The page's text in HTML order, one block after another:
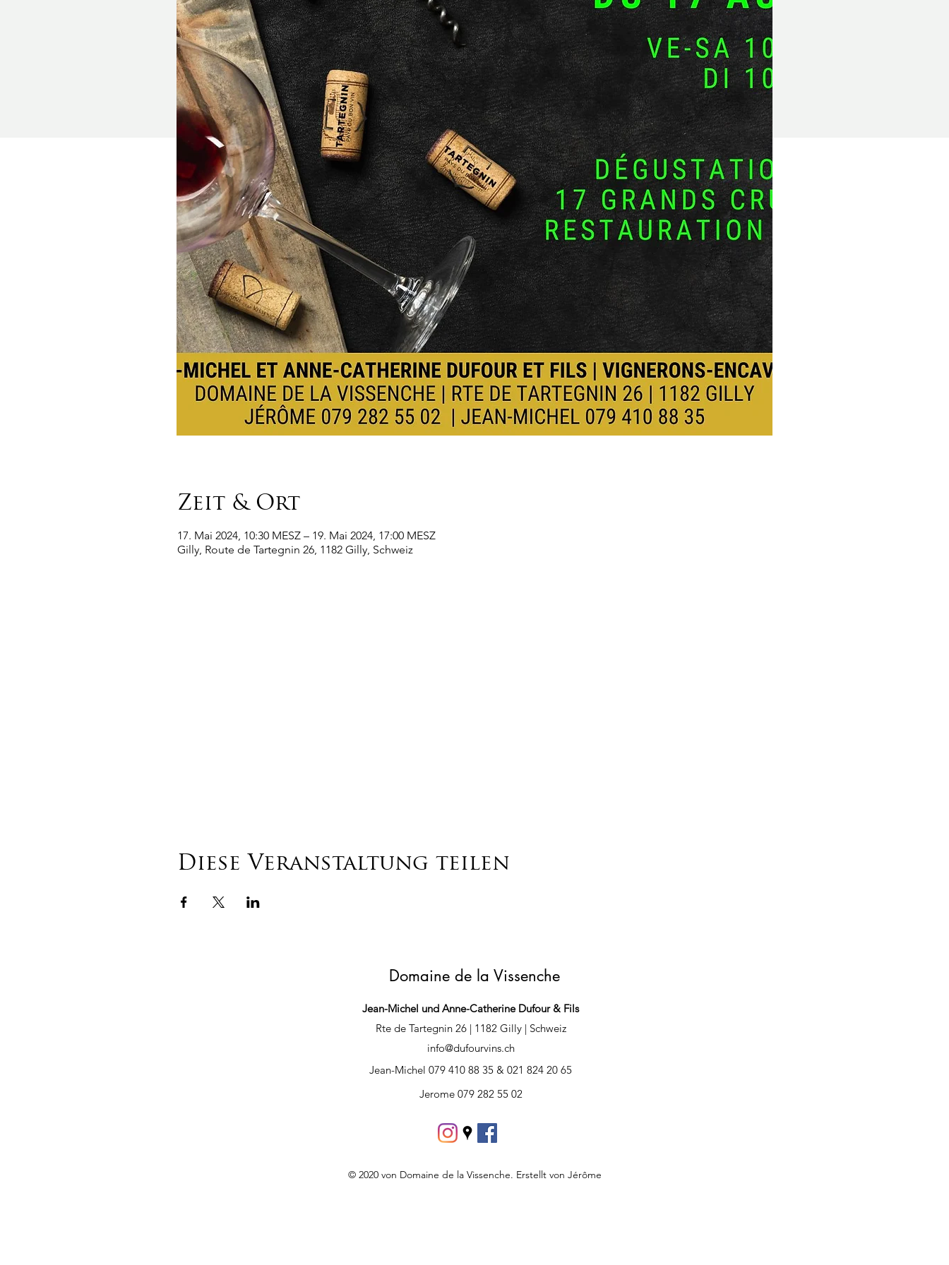
Zeit & Ort
17. Mai 2024, 10:30 MESZ – 19. Mai 2024, 17:00 MESZ
Gilly, Route de Tartegnin 26, 1182 Gilly, Schweiz
Diese Veranstaltung teilen
Domaine de la Vissenche
Jean-Michel und Anne-Catherine Dufour & Fils
Rte de Tartegnin 26 | 1182 Gilly | Schweiz
info@dufourvins.ch
Jean-Michel 079 410 88 35 & 021 824 20 65
Jerome 079 282 55 02
© 2020 von Domaine de la Vissenche. Erstellt von Jérôme